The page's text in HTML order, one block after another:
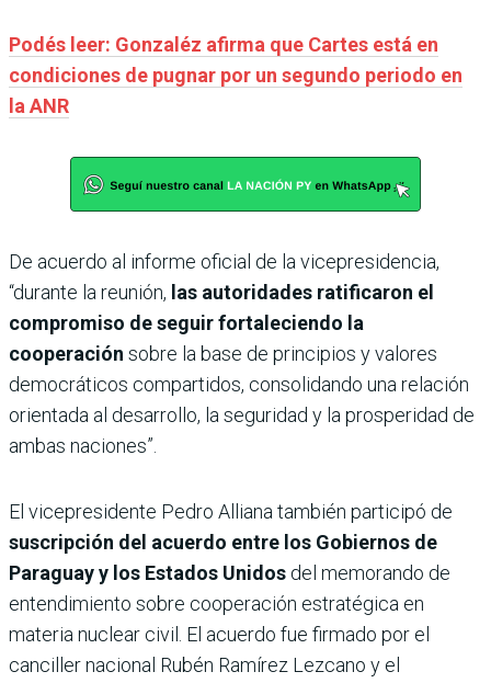
Podés leer: Gonzaléz afirma que Cartes está en
condiciones de pugnar por un segundo periodo en
la ANR
De acuerdo al informe oficial de la vicepresidencia,
“durante la reunión, las autoridades ratificaron el
compromiso de seguir fortaleciendo la
cooperación sobre la base de principios y valores
democráticos compartidos, consolidando una relación
orientada al desarrollo, la seguridad y la prosperidad de
ambas naciones”.
El vicepresidente Pedro Alliana también participó de
suscripción del acuerdo entre los Gobiernos de
Paraguay y los Estados Unidos del memorando de
entendimiento sobre cooperación estratégica en
materia nuclear civil. El acuerdo fue firmado por el
canciller nacional Rubén Ramírez Lezcano y el